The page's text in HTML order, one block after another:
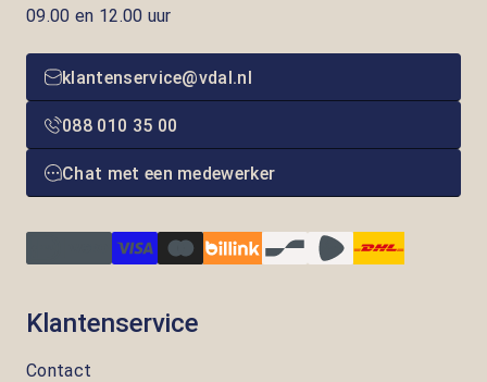
09.00 en 12.00 uur
klantenservice@vdal.nl
088 010 35 00
Chat met een medewerker
Klantenservice
Contact